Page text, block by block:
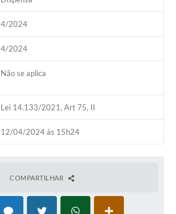
4/2024
4/2024
Não se aplica
Lei 14.133/2021, Art 75, II
12/04/2024 às 15h24
COMPARTILHAR